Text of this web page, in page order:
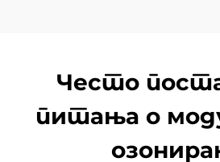
Често
питања о